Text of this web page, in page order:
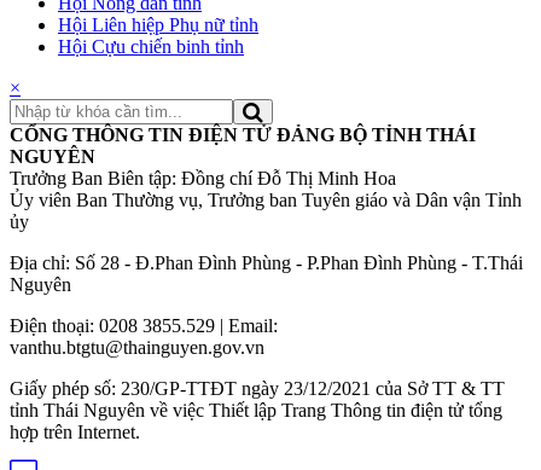
Hội Liên hiệp Phụ nữ tỉnh
Hội Cựu chiến binh tỉnh
×
CỔNG THÔNG TIN ĐIỆN TỬ ĐẢNG BỘ TỈNH THÁI
NGUYÊN
Trưởng Ban Biên tập: Đồng chí Đỗ Thị Minh Hoa
Ủy viên Ban Thường vụ, Trưởng ban Tuyên giáo và Dân vận Tỉnh
ủy
Địa chỉ: Số 28 - Đ.Phan Đình Phùng - P.Phan Đình Phùng - T.Thái
Nguyên
Điện thoại: 0208 3855.529 | Email:
vanthu.btgtu@thainguyen.gov.vn
Giấy phép số: 230/GP-TTĐT ngày 23/12/2021 của Sở TT & TT
tỉnh Thái Nguyên về việc Thiết lập Trang Thông tin điện tử tổng
hợp trên Internet.